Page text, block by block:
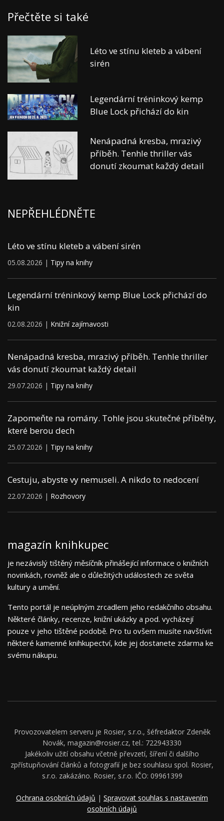
Přečtěte si také
Léto ve stínu kleteb a vábení
sirén
Legendární tréninkový kemp
Blue Lock přichází do kin
Nenápadná kresba, mrazivý
příběh. Tenhle thriller vás
donutí zkoumat každý detail
NEPŘEHLÉDNĚTE
Léto ve stínu kleteb a vábení sirén
05.08.2026 | Tipy na knihy
Legendární tréninkový kemp Blue Lock přichází do
kin
02.08.2026 | Knižní zajímavosti
Nenápadná kresba, mrazivý příběh. Tenhle thriller
vás donutí zkoumat každý detail
29.07.2026 | Tipy na knihy
Zapomeňte na romány. Tohle jsou skutečné příběhy,
které berou dech
25.07.2026 | Tipy na knihy
Cestuju, abyste vy nemuseli. A nikdo to nedocení
22.07.2026 | Rozhovory
magazín knihkupec
je nezávislý tištěný měsíčník přinášející informace o knižních
novinkách, rovněž ale o důležitých událostech ze světa
kultury a umění.
Tento portál je neúplným zrcadlem jeho redakčního obsahu.
Některé články, recenze, knižní ukázky a pod. vycházejí
pouze v jeho tištěné podobě. Pro tu ovšem musíte navštívit
některé kamenné knihkupectví, kde jej dostanete zdarma ke
svému nákupu.
Provozovatelem serveru je Rosier, s.r.o., šéfredaktor Zdeněk
Novák, magazin@rosier.cz, tel.: 722943330
Jakékoliv užití obsahu včetně převzetí, šíření či dalšího
zpřístupňování článků a fotografií je bez souhlasu spol. Rosier,
s.r.o. zakázáno. Rosier, s.r.o. IČO: 09961399
Ochrana osobních údajů | Spravovat souhlas s nastavením
osobních údajů